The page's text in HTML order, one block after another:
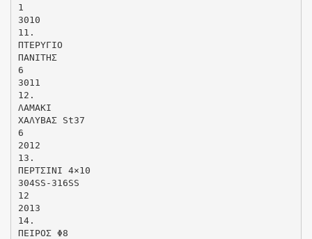
1
3010
11.
ΠΤΕΡΥΓΙΟ
ΠΑΝΙΤΗΣ
6
3011
12.
ΛΑΜΑΚΙ
ΧΑΛΥΒΑΣ St37
6
2012
13.
ΠΕΡΤΣΙΝΙ 4×10
304SS-316SS
12
2013
14.
ΠΕΙΡΟΣ Φ8